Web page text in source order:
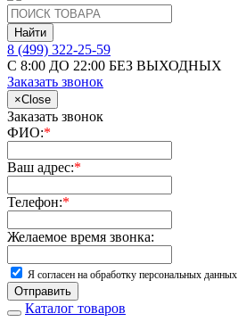
Найти
8 (499) 322-25-59
С 8:00 ДО 22:00 БЕЗ ВЫХОДНЫХ
Заказать звонок
×Close
Заказать звонок
ФИО:*
Ваш адрес:*
Телефон:*
Желаемое время звонка:
Я согласен на обработку персональных данных
Отправить
Каталог товаров